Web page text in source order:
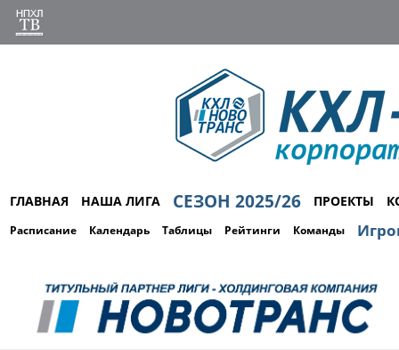
ГЛАВНАЯ НАША ЛИГА СЕЗОН 2025/26 ПРОЕКТЫ
Расписание Календарь Таблицы Рейтинги Команды